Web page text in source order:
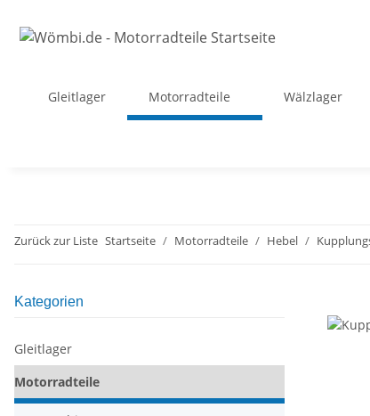
Gleitlager Motorradteile Wälzlager
Zurück zur Liste Startseite Motorradteile Hebel
Kategorien
Gleitlager
Motorradteile